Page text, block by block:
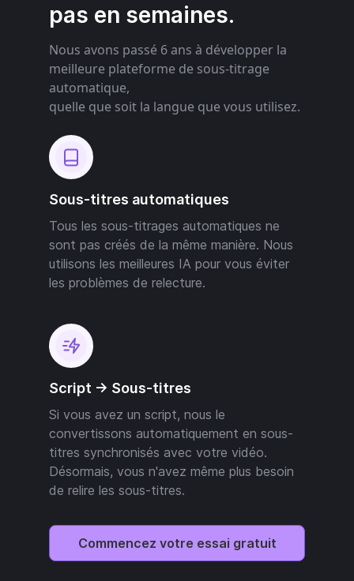
pas en semaines.
Nous avons passé 6 ans à développer la
meilleure plateforme de sous-titrage
automatique,
quelle que soit la langue que vous utilisez.
Sous-titres automatiques
Tous les sous-titrages automatiques ne
sont pas créés de la même manière. Nous
utilisons les meilleures IA pour vous éviter
les problèmes de relecture.
Script -> Sous-titres
Si vous avez un script, nous le
convertissons automatiquement en sous-
titres synchronisés avec votre vidéo.
Désormais, vous n'avez même plus besoin
de relire les sous-titres.
Commencez votre essai gratuit